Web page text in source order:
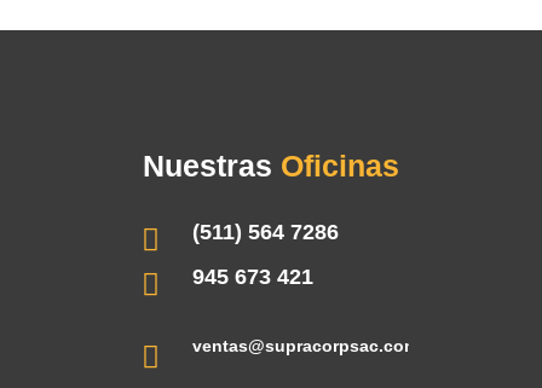
Nuestras Oficinas
(511) 564 7286
945 673 421
ventas@supracorpsac.com